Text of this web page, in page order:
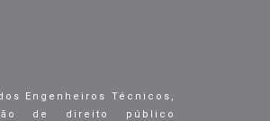
Engenheiros Técnicos,
de direito público